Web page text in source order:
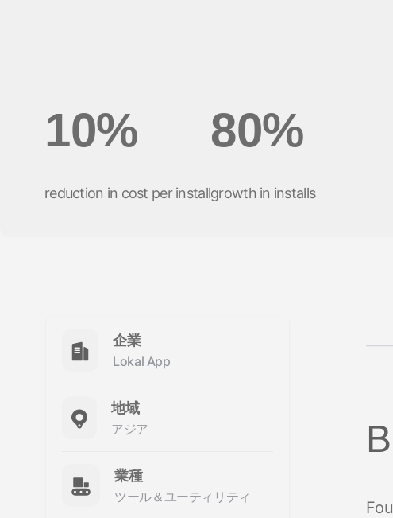
オーディエンスセグメンテーシ
ョン
プロダクト分析
10%
reduction in cost per install
80%
growth in installs
企業
Lokal App
地域
アジア
業種
ツール＆ユーティリティ